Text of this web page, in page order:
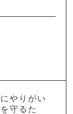
やりがい
守るた